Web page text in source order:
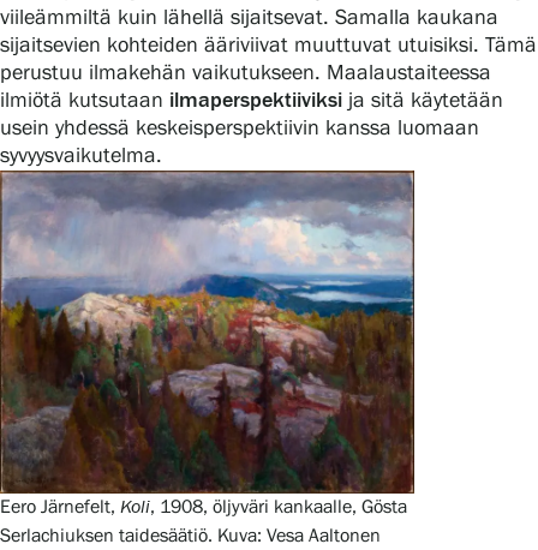
viileämmiltä kuin lähellä sijaitsevat. Samalla kaukana
sijaitsevien kohteiden ääriviivat muuttuvat utuisiksi. Tämä
perustuu ilmakehän vaikutukseen. Maalaustaiteessa
ilmiötä kutsutaan ilmaperspektiiviksi ja sitä käytetään
usein yhdessä keskeisperspektiivin kanssa luomaan
syvyysvaikutelma.
Eero Järnefelt, Koli, 1908, öljyväri kankaalle, Gösta
Serlachiuksen taidesäätiö. Kuva: Vesa Aaltonen